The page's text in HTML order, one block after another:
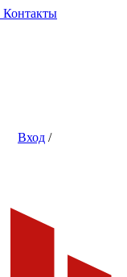
Контакты
Вход /